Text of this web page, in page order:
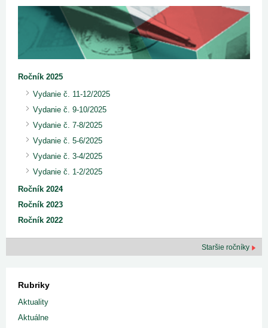
Ročník 2025
Vydanie č. 11-12/2025
Vydanie č. 9-10/2025
Vydanie č. 7-8/2025
Vydanie č. 5-6/2025
Vydanie č. 3-4/2025
Vydanie č. 1-2/2025
Ročník 2024
Ročník 2023
Ročník 2022
Staršie ročníky
Rubriky
Aktuality
Aktuálne